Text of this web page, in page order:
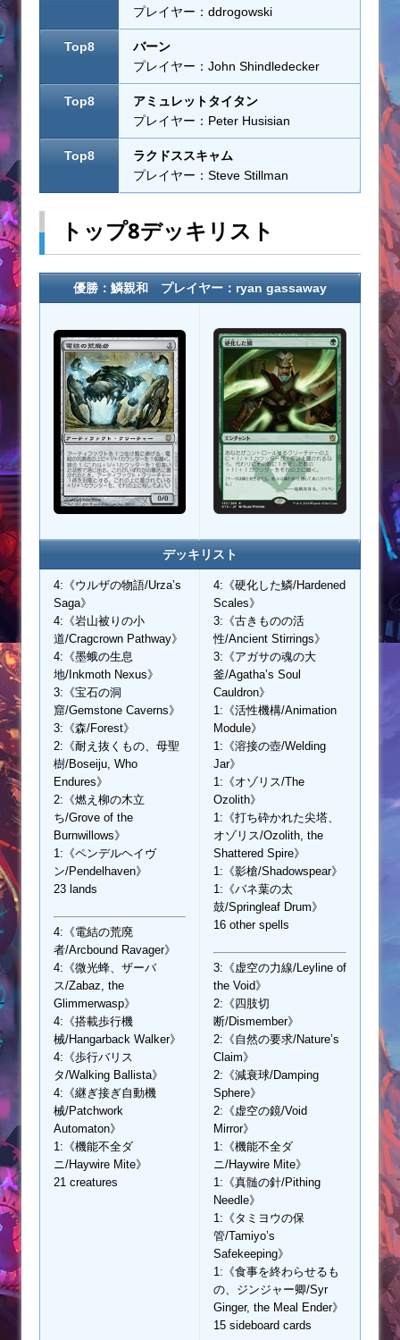
プレイヤー：ddrogowski
Top8
バーン
プレイヤー：John Shindledecker
Top8
アミュレットタイタン
プレイヤー：Peter Husisian
Top8
ラクドススキャム
プレイヤー：Steve Stillman
トップ8デッキリスト
優勝：鱗親和 プレイヤー：ryan gassaway
デッキリスト
4:《ウルザの物語/Urza’s
Saga》
4:《岩山被りの小
道/Cragcrown Pathway》
4:《墨蛾の生息
地/Inkmoth Nexus》
3:《宝石の洞
窟/Gemstone Caverns》
3:《森/Forest》
2:《耐え抜くもの、母聖
樹/Boseiju, Who
Endures》
2:《燃え柳の木立
ち/Grove of the
Burnwillows》
1:《ペンデルヘイヴ
ン/Pendelhaven》
23 lands
4:《電結の荒廃
者/Arcbound Ravager》
4:《微光蜂、ザーバ
ス/Zabaz, the
Glimmerwasp》
4:《搭載歩行機
械/Hangarback Walker》
4:《歩行バリス
タ/Walking Ballista》
4:《継ぎ接ぎ自動機
械/Patchwork
Automaton》
1:《機能不全ダ
ニ/Haywire Mite》
21 creatures
4:《硬化した鱗/Hardened
Scales》
3:《古きものの活
性/Ancient Stirrings》
3:《アガサの魂の大
釜/Agatha’s Soul
Cauldron》
1:《活性機構/Animation
Module》
1:《溶接の壺/Welding
Jar》
1:《オゾリス/The
Ozolith》
1:《打ち砕かれた尖塔、
オゾリス/Ozolith, the
Shattered Spire》
1:《影槍/Shadowspear》
1:《バネ葉の太
鼓/Springleaf Drum》
16 other spells
3:《虚空の力線/Leyline of
the Void》
2:《四肢切
断/Dismember》
2:《自然の要求/Nature’s
Claim》
2:《減衰球/Damping
Sphere》
2:《虚空の鏡/Void
Mirror》
1:《機能不全ダ
ニ/Haywire Mite》
1:《真髄の針/Pithing
Needle》
1:《タミヨウの保
管/Tamiyo’s
Safekeeping》
1:《食事を終わらせるも
の、ジンジャー卿/Syr
Ginger, the Meal Ender》
15 sideboard cards